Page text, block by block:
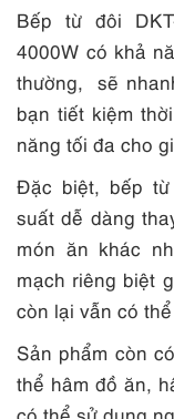
Bếp từ đôi
4000W có khả
thường, sẽ
bạn tiết kiệm
năng tối đa cho
Đặc biệt, bếp từ
suất dễ dàng
món ăn khác
mạch riêng biệt
còn lại vẫn có
Sản phẩm còn
thể hâm đồ ăn,